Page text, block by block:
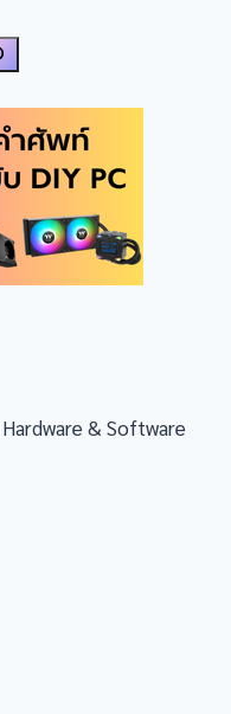
& Software